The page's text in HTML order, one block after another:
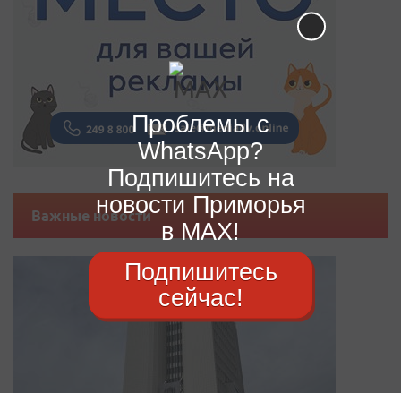
Важные новости
Проблемы с
WhatsApp?
Подпишитесь на
новости Приморья
в MAX!
Подпишитесь
сейчас!